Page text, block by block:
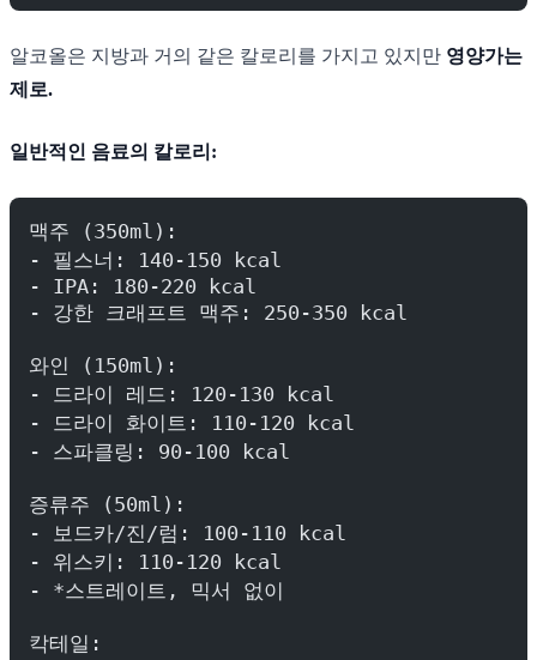
알코올은 지방과 거의 같은 칼로리를 가지고 있지만 영양가는
제로.
일반적인 음료의 칼로리:
맥주 (350ml):
- 필스너: 140-150 kcal
- IPA: 180-220 kcal
- 강한 크래프트 맥주: 250-350 kcal
와인 (150ml):
- 드라이 레드: 120-130 kcal
- 드라이 화이트: 110-120 kcal
- 스파클링: 90-100 kcal
증류주 (50ml):
- 보드카/진/럼: 100-110 kcal
- 위스키: 110-120 kcal
- *스트레이트, 믹서 없이
칵테일: